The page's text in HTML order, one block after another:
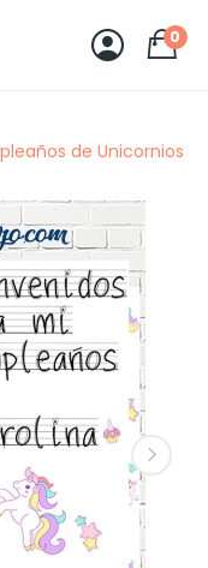
0
de Unicornios